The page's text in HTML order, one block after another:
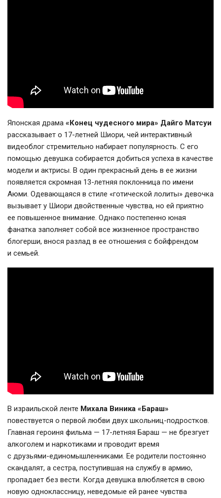
Японская драма «Конец чудесного мира» Дайго Матсуи
рассказывает о 17-летней Шиори, чей интерактивный
видеоблог стремительно набирает популярность. С его
помощью девушка собирается добиться успеха в качестве
модели и актрисы. В один прекрасный день в ее жизни
появляется скромная 13-летняя поклонница по имени
Аюми. Одевающаяся в стиле «готической лолиты» девочка
вызывает у Шиори двойственные чувства, но ей приятно
ее повышенное внимание. Однако постепенно юная
фанатка заполняет собой все жизненное пространство
блогерши, внося разлад в ее отношения с бойфрендом
и семьей.
В израильской ленте Михала Виника «Бараш»
повествуется о первой любви двух школьниц-подростков.
Главная героиня фильма — 17-летняя Бараш — не брезгует
алкоголем и наркотиками и проводит время
с друзьями-единомышленниками. Ее родители постоянно
скандалят, а сестра, поступившая на службу в армию,
пропадает без вести. Когда девушка влюбляется в свою
новую одноклассницу, неведомые ей ранее чувства